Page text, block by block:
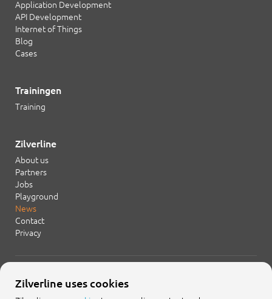
Application Development
API Development
Internet of Things
Blog
Cases
Trainingen
Training
Zilverline
About us
Partners
Jobs
Playground
News
Contact
Privacy
info@zilverline.com
Zilverline uses cookies